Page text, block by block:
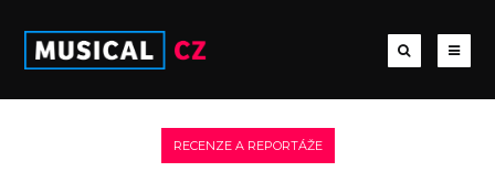
RECENZE A REPORTÁŽE